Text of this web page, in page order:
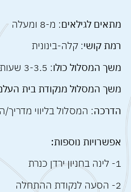
מתאים לגילאים: מ-8 ומעלה
רמת קושי: קלה-בינונית
משך המסלול כולו: 3-3.5 שעות
משך המסלול מנקודת בית
הדרכה: המסלול בליווי
אפשרויות נוספות:
1- לינה בחניון ירדן כנרת
2- הסעה לנקודת ההתחלה